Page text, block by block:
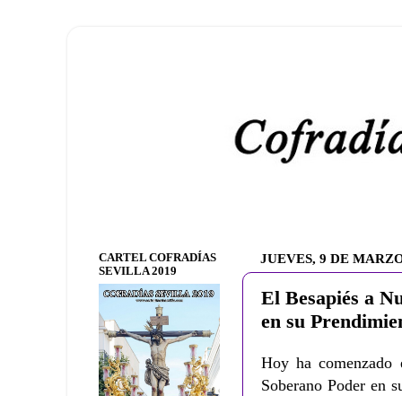
JUEVES, 9 DE
El Besapiés a
en su
Hoy ha comenzado
Soberano Poder en
CARTEL COFRADÍAS
SEVILLA 2019